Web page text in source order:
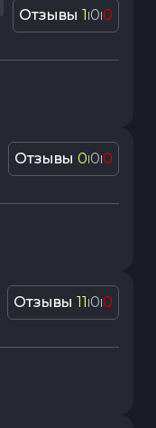
Отзывы 1 |0|0
Отзывы 0|0|0
Отзывы 11 |0|0